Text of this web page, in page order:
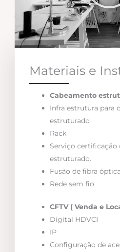
Materiais e
Cabeamento
Infra estrutura para
estruturado
Rack
Serviço certificação
estruturado.
Fusão de fibra óptica
Rede sem fio
CFTV ( Venda e
Digital HDVCI
IP
Configuração de